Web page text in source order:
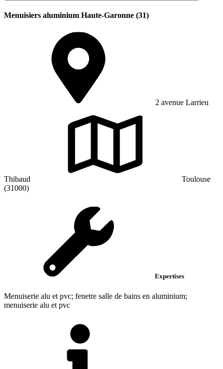
Menuisiers aluminium Haute-Garonne (31)
2 avenue Larrieu
Thibaud
Toulouse
(31000)
Expertises
Menuiserie alu et pvc; fenetre salle de bains en aluminium;
menuiserie alu et pvc